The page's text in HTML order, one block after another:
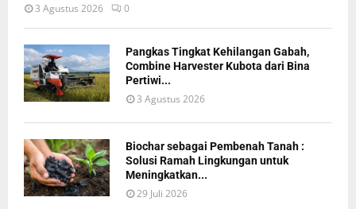
3 Agustus 2026 0
Pangkas Tingkat Kehilangan Gabah,
Combine Harvester Kubota dari Bina
Pertiwi...
3 Agustus 2026
Biochar sebagai Pembenah Tanah :
Solusi Ramah Lingkungan untuk
Meningkatkan...
29 Juli 2026